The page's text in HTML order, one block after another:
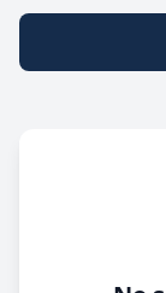
Modalidad